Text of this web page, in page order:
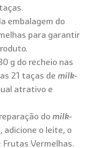
embalagem do
para garantir
g do recheio nas
21 taças de milk-
atrativo e
do milk-
adicione o leite, o
Vermelhas.